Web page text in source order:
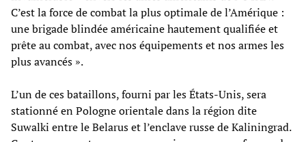
C’est la force de combat la plus optimale de l’Amérique :
une brigade blindée américaine hautement qualifiée et
prête au combat, avec nos équipements et nos armes les
plus avancés ».
L’un de ces bataillons, fourni par les États-Unis, sera
stationné en Pologne orientale dans la région dite
Suwalki entre le Belarus et l’enclave russe de Kaliningrad.